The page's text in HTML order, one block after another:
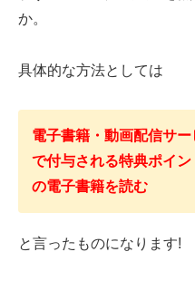
か。
具体的な方法としては
電子書籍・動画配信サ
で付与される特典ポイ
の電子書籍を読む
と言ったものになります!